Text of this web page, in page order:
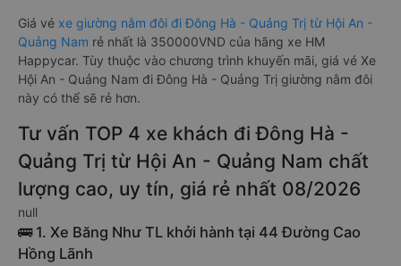
Giá vé xe giường nằm đôi đi Đông Hà - Quảng Trị từ Hội An -
Quảng Nam rẻ nhất là 350000VND của hãng xe HM
Happycar. Tùy thuộc vào chương trình khuyến mãi, giá vé Xe
Hội An - Quảng Nam đi Đông Hà - Quảng Trị giường nằm đôi
này có thể sẽ rẻ hơn.
Tư vấn TOP 4 xe khách đi Đông Hà -
Quảng Trị từ Hội An - Quảng Nam chất
lượng cao, uy tín, giá rẻ nhất 08/2026
null
🚌 1. Xe Băng Như TL khởi hành tại 44 Đường Cao
Hồng Lãnh